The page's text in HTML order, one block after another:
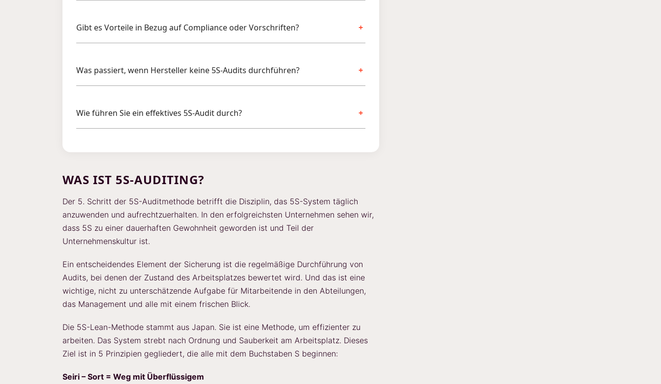
Gibt es Vorteile in Bezug auf Compliance oder Vorschriften?
Was passiert, wenn Hersteller keine 5S-Audits durchführen?
Wie führen Sie ein effektives 5S-Audit durch?
WAS IST 5S-AUDITING?
Der 5. Schritt der 5S-Auditmethode betrifft die Disziplin, das 5S-System täglich
anzuwenden und aufrechtzuerhalten. In den erfolgreichsten Unternehmen sehen wir,
dass 5S zu einer dauerhaften Gewohnheit geworden ist und Teil der
Unternehmenskultur ist.
Ein entscheidendes Element der Sicherung ist die regelmäßige Durchführung von
Audits, bei denen der Zustand des Arbeitsplatzes bewertet wird. Und das ist eine
wichtige, nicht zu unterschätzende Aufgabe für Mitarbeitende in den Abteilungen,
das Management und alle mit einem frischen Blick.
Die 5S-Lean-Methode stammt aus Japan. Sie ist eine Methode, um effizienter zu
arbeiten. Das System strebt nach Ordnung und Sauberkeit am Arbeitsplatz. Dieses
Ziel ist in 5 Prinzipien gegliedert, die alle mit dem Buchstaben S beginnen:
Seiri – Sort = Weg mit Überflüssigem